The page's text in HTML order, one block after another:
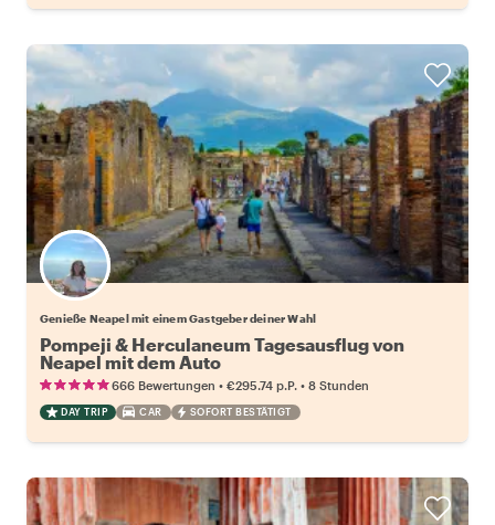
Wähle deinen Lieblingsgastgeber
Genieße Neapel mit einem Gastgeber deiner Wahl
Pompeji & Herculaneum Tagesausflug von
Neapel mit dem Auto
666 Bewertungen • €295.74 p.P. • 8 Stunden
DAY TRIP CAR SOFORT BESTÄTIGT